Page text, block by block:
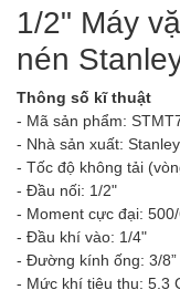
1/2" Máy
nén
Thông số kĩ thuật
- Mã sản phẩm:
- Nhà sản xuất: Stanley
- Tốc độ không tải
- Đầu nối: 1/2"
- Moment cực đại:
- Đầu khí vào: 1/4"
- Đường kính ống: 3/8”
- Mức khí tiêu thụ: 5.3